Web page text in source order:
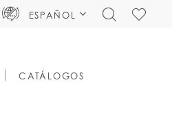
ESPAÑOL
TOGGLECHECK
CATÁLOGOS